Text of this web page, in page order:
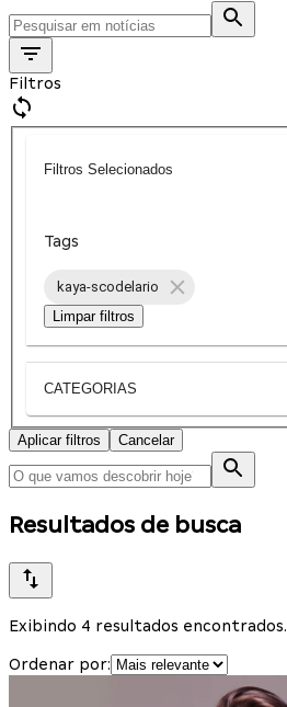
Filtros
Filtros Selecionados
Tags
kaya-scodelario
Limpar filtros
CATEGORIAS
Aplicar filtros Cancelar
Resultados de busca
Exibindo 4 resultados encontrados.
Ordenar por: